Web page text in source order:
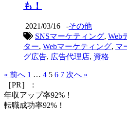
も！
2021/03/16 -その他
SNSマーケティング, Web
ター, Webマーケティング, マ
グ広告, 広告代理店, 資格
« 前へ 1 … 4 5 6 7 次へ »
［PR］：
年収アップ率92%！
転職成功率92%！